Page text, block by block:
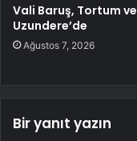
Vali Baruş, Tortum ve
Uzundere’de
Ağustos 7, 2026
Bir yanıt yazın